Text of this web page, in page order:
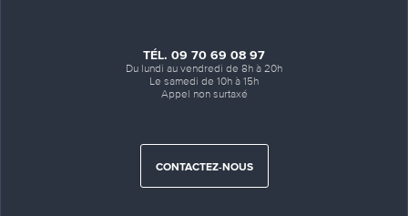
TÉL. 09 70 69 08 97
Du lundi au vendredi de 8h à 20h
Le samedi de 10h à 15h
Appel non surtaxé
CONTACTEZ-NOUS